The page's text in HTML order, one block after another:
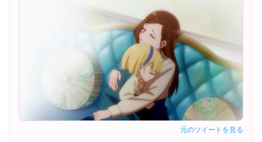
元のツイートを見る